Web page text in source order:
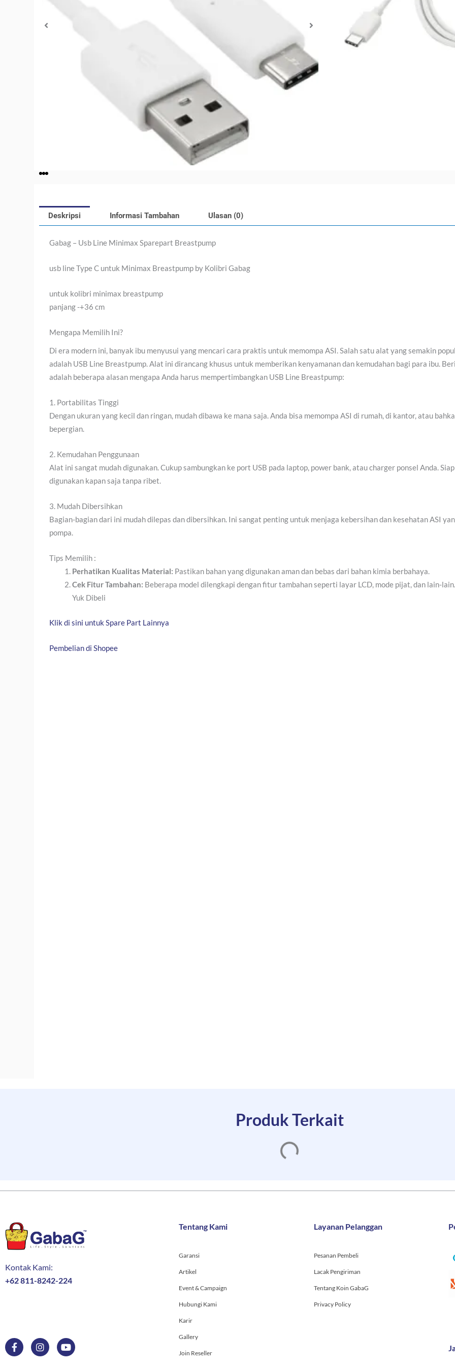
Rp74.000.
Stok habis
Deskripsi Informasi Tambahan Ulasan (0)
Gabag – Usb Line Minimax Sparepart Breastpump
usb line Type C untuk Minimax Breastpump by Kolibri Gabag
untuk kolibri minimax breastpump
panjang -+36 cm
Mengapa Memilih Ini?
Di era modern ini, banyak ibu menyusui yang mencari cara praktis untuk memompa ASI. Salah satu alat yang semakin
adalah USB Line Breastpump. Alat ini dirancang khusus untuk memberikan kenyamanan dan kemudahan bagi para ibu.
adalah beberapa alasan mengapa Anda harus mempertimbangkan USB Line Breastpump:
1. Portabilitas Tinggi
Dengan ukuran yang kecil dan ringan, mudah dibawa ke mana saja. Anda bisa memompa ASI di rumah, di kantor, atau
bepergian.
2. Kemudahan Penggunaan
Alat ini sangat mudah digunakan. Cukup sambungkan ke port USB pada laptop, power bank, atau charger ponsel Anda. Siap
digunakan kapan saja tanpa ribet.
3. Mudah Dibersihkan
Bagian-bagian dari ini mudah dilepas dan dibersihkan. Ini sangat penting untuk menjaga kebersihan dan kesehatan ASI
pompa.
Tips Memilih :
Perhatikan Kualitas Material: Pastikan bahan yang digunakan aman dan bebas dari bahan kimia berbahaya.
Cek Fitur Tambahan: Beberapa model dilengkapi dengan fitur tambahan seperti layar LCD, mode pijat, dan lain-lain.
Yuk Dibeli
Klik di sini untuk Spare Part Lainnya
Pembelian di Shopee
Produk Terkait
Kontak Kami:
+62 811-8242-224
b
o
o
a
g
r
u
b
e
Tentang Kami
Garansi
Artikel
Event & Campaign
Hubungi Kami
Karir
Gallery
Join Reseller
Layanan Pelanggan
Pesanan Pembeli
Lacak Pengiriman
Tentang Koin GabaG
Privacy Policy